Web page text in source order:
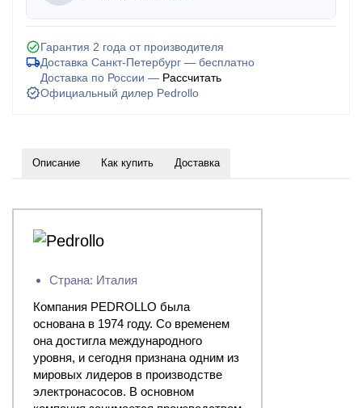
Гарантия 2 года от производителя
Доставка Санкт-Петербург — бесплатно
Доставка по России — Рассчитать
Официальный дилер Pedrollo
Описание Как купить Доставка
Страна: Италия
Компания PEDROLLO была
основана в 1974 году. Со временем
она достигла международного
уровня, и сегодня признана одним из
мировых лидеров в производстве
электронасосов. В основном